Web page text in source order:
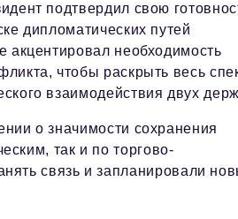
подтвердил свою
дипломатических путей
акцентировал необходимость
чтобы раскрыть весь
взаимодействия двух
о значимости сохранения
так и по торгово-
связь и запланировали